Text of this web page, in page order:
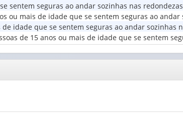
Unidade
Territorial
(1)
sentem seguras ao andar sozinhas nas
ou mais de idade que se sentem seguras ao
idade que se sentem seguras ao andar sozinhas
de 15 anos ou mais de idade que se sentem